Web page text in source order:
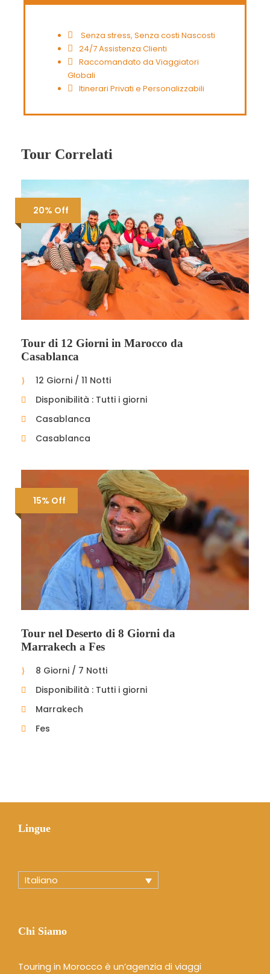
Senza stress, Senza costi Nascosti
24/7 Assistenza Clienti
Raccomandato da Viaggiatori
Globali
Itinerari Privati e Personalizzabili
Tour Correlati
20% Off
Tour di 12 Giorni in Marocco da
Casablanca
12 Giorni / 11 Notti
Disponibilità : Tutti i giorni
Casablanca
Casablanca
15% Off
Tour nel Deserto di 8 Giorni da
Marrakech a Fes
8 Giorni / 7 Notti
Disponibilità : Tutti i giorni
Marrakech
Fes
Lingue
Italiano
Chi Siamo
Touring in Morocco è un’agenzia di viaggi